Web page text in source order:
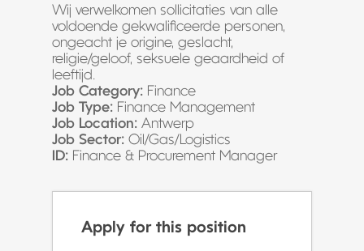
Wij verwelkomen sollicitaties van alle
voldoende gekwalificeerde personen,
ongeacht je origine, geslacht,
religie/geloof, seksuele geaardheid of
leeftijd.
Job Category: Finance
Job Type: Finance Management
Job Location: Antwerp
Job Sector: Oil/Gas/Logistics
ID: Finance & Procurement Manager
Apply for this position